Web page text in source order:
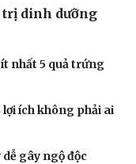
trị dinh dưỡng
nhất 5 quả trứng
ích không phải ai
gây ngộ độc